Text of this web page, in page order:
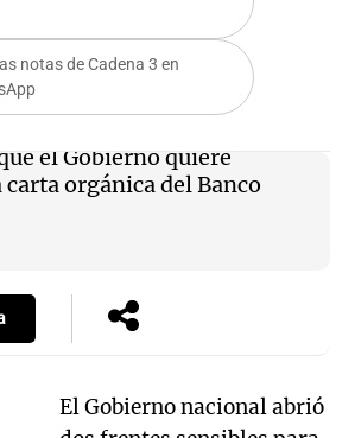
notas de Cadena 3 en
el Gobierno quiere
orgánica del Banco
El Gobierno nacional abrió